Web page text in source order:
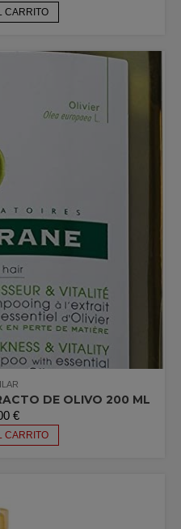
CARRITO
DE OLIVO 200 ML
€
CARRITO